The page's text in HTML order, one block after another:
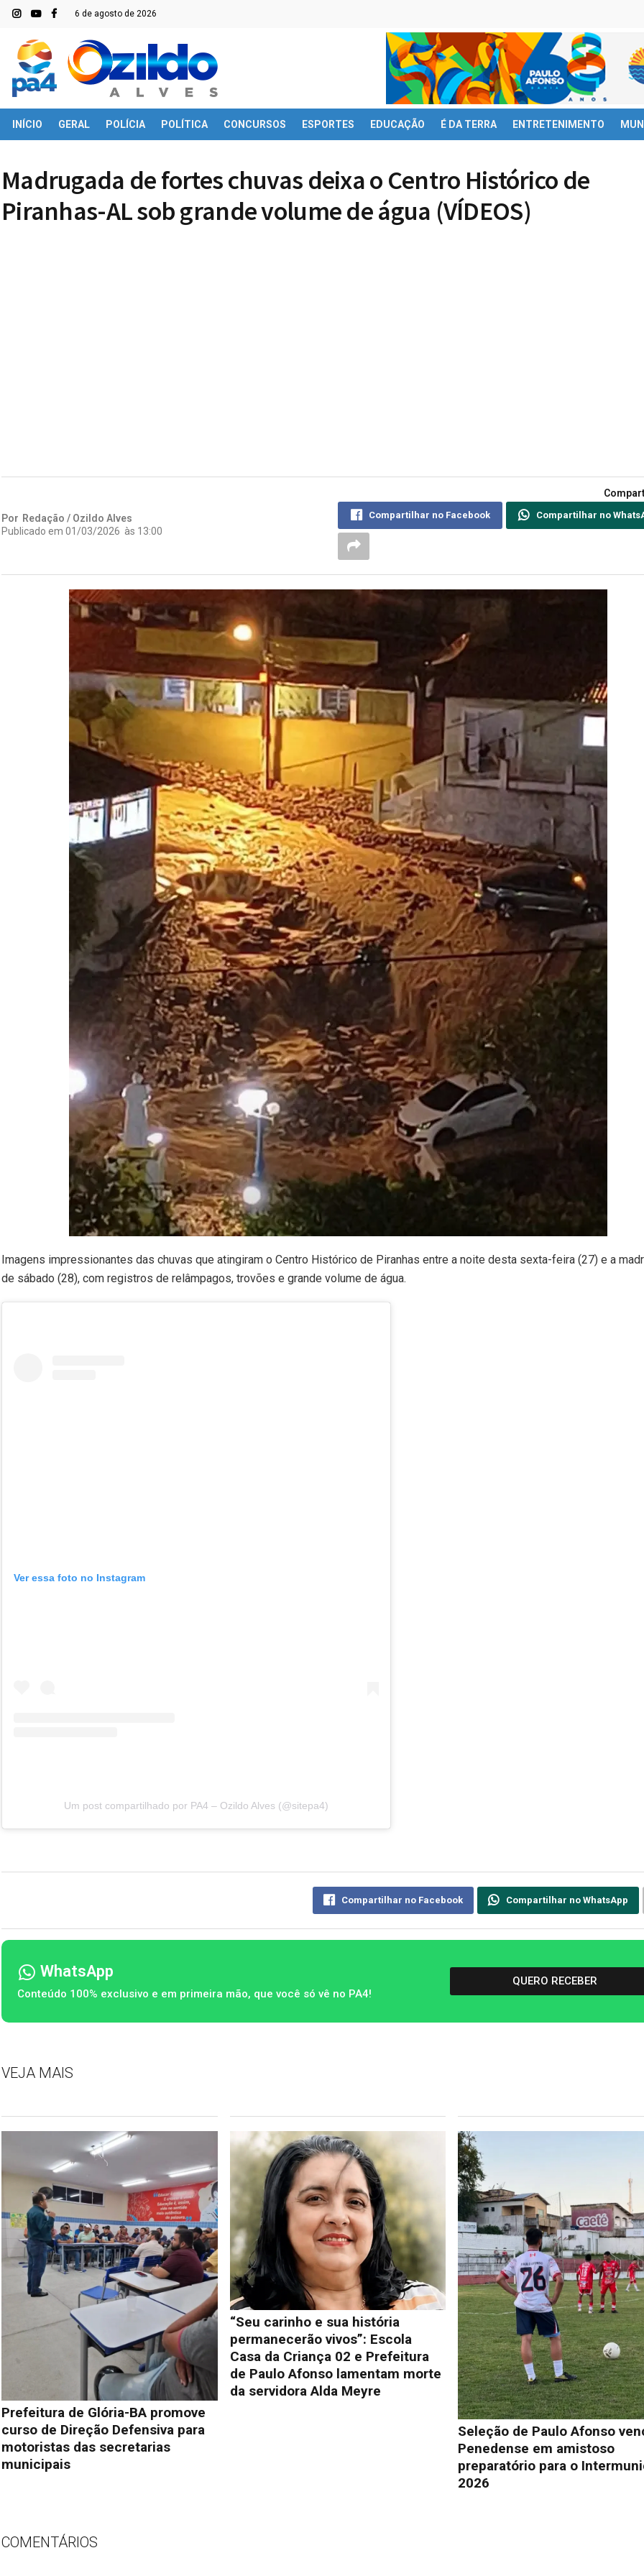
6 de agosto de 2026
INÍCIO GERAL POLÍCIA POLÍTICA CONCURSOS ESPORTES EDUCAÇÃO É DA TERRA ENTRETENIMENTO
Madrugada de fortes chuvas deixa o Centro Histórico de
Piranhas-AL sob grande volume de água (VÍDEOS)
Por Redação / Ozildo Alves
Publicado em 01/03/2026 às 13:00
Compartilhar no Facebook Compartilhar no
Imagens impressionantes das chuvas que atingiram o Centro Histórico de Piranhas entre a noite desta sexta-feira (27) e a
de sábado (28), com registros de relâmpagos, trovões e grande volume de água.
Ver essa foto no Instagram
Um post compartilhado por PA4 – Ozildo Alves (@sitepa4)
Compartilhar no Facebook Compartilhar no WhatsApp
WhatsApp
Conteúdo 100% exclusivo e em primeira mão, que você só vê no PA4!
QUERO RECEBER
VEJA MAIS
Prefeitura de Glória-BA promove
curso de Direção Defensiva para
motoristas das secretarias
municipais
“Seu carinho e sua história
permanecerão vivos”: Escola
Casa da Criança 02 e Prefeitura
de Paulo Afonso lamentam morte
da servidora Alda Meyre
Seleção de Paulo Afonso
Penedense em amistoso
preparatório para o
2026
COMENTÁRIOS